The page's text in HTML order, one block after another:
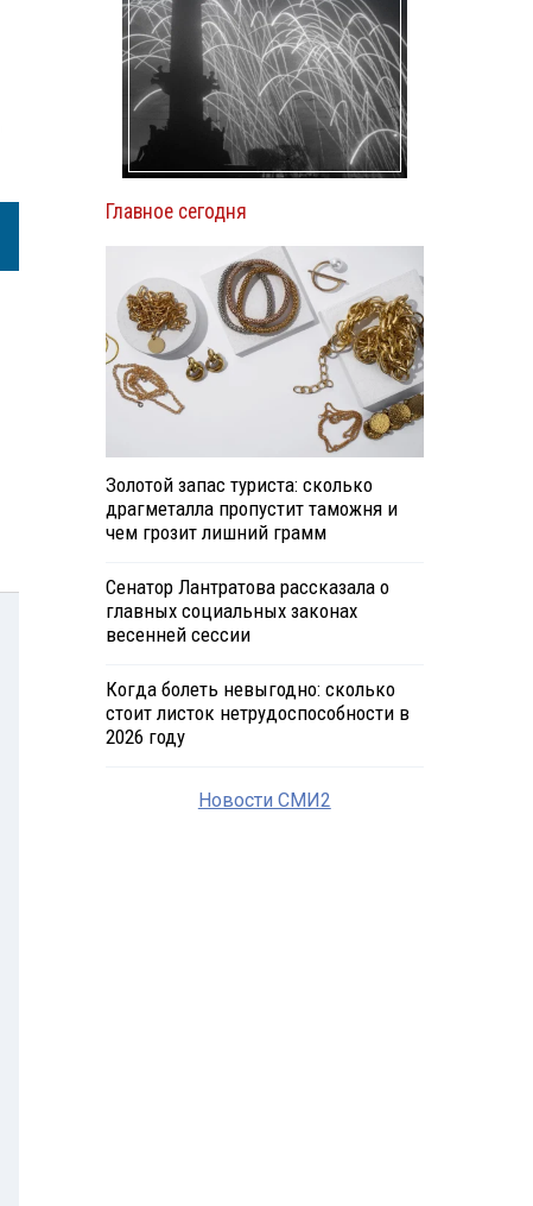
Главное сегодня
Золотой запас туриста: сколько
драгметалла пропустит таможня и
чем грозит лишний грамм
Сенатор Лантратова рассказала о
главных социальных законах
весенней сессии
Когда болеть невыгодно: сколько
стоит листок нетрудоспособности в
2026 году
Новости СМИ2